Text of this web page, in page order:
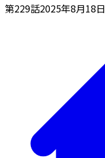
第229話2025年8月18日